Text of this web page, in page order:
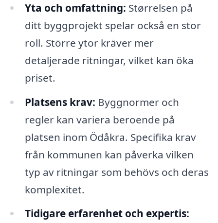
Yta och omfattning: Størrelsen på
ditt byggprojekt spelar också en stor
roll. Större ytor kräver mer
detaljerade ritningar, vilket kan öka
priset.
Platsens krav: Byggnormer och
regler kan variera beroende på
platsen inom Ödåkra. Specifika krav
från kommunen kan påverka vilken
typ av ritningar som behövs och deras
komplexitet.
Tidigare erfarenhet och expertis: